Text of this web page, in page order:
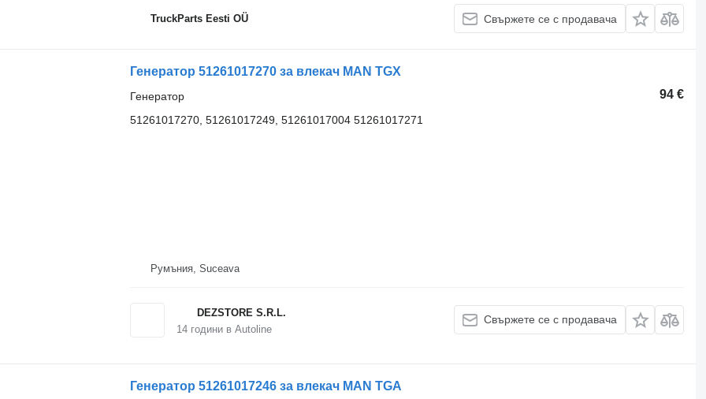
TruckParts Eesti OÜ Свържете се с продавача
Генератор 51261017270 за влекач MAN TGX
94 €
Генератор
51261017270, 51261017249, 51261017004 51261017271
Румъния, Suceava
DEZSTORE S.R.L.
14години в Autoline
Свържете се с продавача
Генератор 51261017246 за влекач MAN TGA